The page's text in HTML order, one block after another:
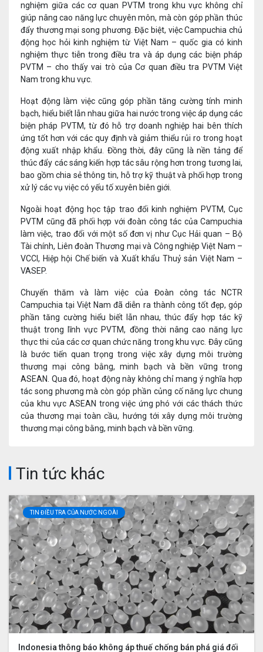
nghiệm giữa các cơ quan PVTM trong khu vực không chỉ
giúp nâng cao năng lực chuyên môn, mà còn góp phần thúc
đẩy thương mại song phương. Đặc biệt, việc Campuchia chủ
động học hỏi kinh nghiệm từ Việt Nam – quốc gia có kinh
nghiệm thực tiễn trong điều tra và áp dụng các biện pháp
PVTM – cho thấy vai trò của Cơ quan điều tra PVTM Việt
Nam trong khu vực.
Hoạt động làm việc cũng góp phần tăng cường tính minh
bạch, hiểu biết lẫn nhau giữa hai nước trong việc áp dụng các
biện pháp PVTM, từ đó hỗ trợ doanh nghiệp hai bên thích
ứng tốt hơn với các quy định và giảm thiểu rủi ro trong hoạt
động xuất nhập khẩu. Đồng thời, đây cũng là nền tảng để
thúc đẩy các sáng kiến hợp tác sâu rộng hơn trong tương lai,
bao gồm chia sẻ thông tin, hỗ trợ kỹ thuật và phối hợp trong
xử lý các vụ việc có yếu tố xuyên biên giới.
Ngoài hoạt động học tập trao đổi kinh nghiệm PVTM, Cục
PVTM cũng đã phối hợp với đoàn công tác của Campuchia
làm việc, trao đổi với một số đơn vị như Cục Hải quan – Bộ
Tài chính, Liên đoàn Thương mại và Công nghiệp Việt Nam –
VCCI, Hiệp hội Chế biến và Xuất khẩu Thuỷ sản Việt Nam –
VASEP.
Chuyến thăm và làm việc của Đoàn công tác NCTR
Campuchia tại Việt Nam đã diễn ra thành công tốt đẹp, góp
phần tăng cường hiểu biết lẫn nhau, thúc đẩy hợp tác kỹ
thuật trong lĩnh vực PVTM, đồng thời nâng cao năng lực
thực thi của các cơ quan chức năng trong khu vực. Đây cũng
là bước tiến quan trọng trong việc xây dựng môi trường
thương mại công bằng, minh bạch và bền vững trong
ASEAN. Qua đó, hoạt động này không chỉ mang ý nghĩa hợp
tác song phương mà còn góp phần củng cố năng lực chung
của khu vực ASEAN trong việc ứng phó với các thách thức
của thương mại toàn cầu, hướng tới xây dựng môi trường
thương mại công bằng, minh bạch và bền vững.
Tin tức khác
TIN ĐIỀU TRA CỦA NƯỚC NGOÀI
Indonesia thông báo không áp thuế chống bán phá giá đối